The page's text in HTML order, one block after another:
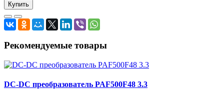
Купить
Рекомендуемые товары
DC-DC преобразователь PAF500F48 3.3